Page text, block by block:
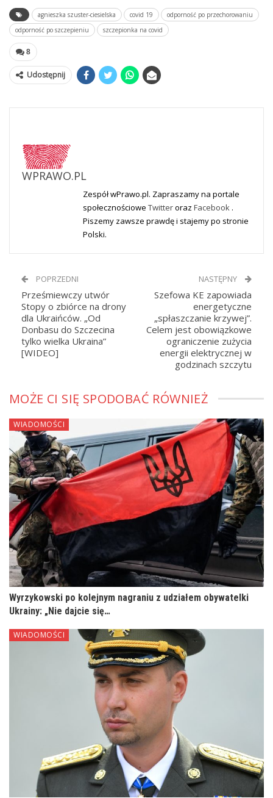
agnieszka szuster-ciesielska covid 19
odporność po przechorowaniu
odporność po szczepieniu
szczepionka na covid
8
Udostępnij
WPRAWO.PL
Zespół wPrawo.pl. Zapraszamy na portale
społecznościowe Twitteroraz Facebook .
Piszemy zawsze prawdę i stajemy po stronie
Polski.
POPRZEDNI
Prześmiewczy utwór
Stopy o zbiórce na drony
dla Ukraińców. „Od
Donbasu do Szczecina
tylko wielka Ukraina”
[WIDEO]
NASTĘPNY
Szefowa KE zapowiada
energetyczne
„spłaszczanie krzywej”.
Celem jest obowiązkowe
ograniczenie zużycia
energii elektrycznej w
godzinach szczytu
MOŻE CI SIĘ SPODOBAĆ RÓWNIEŻ
WIADOMOŚCI
Wyrzykowski po kolejnym nagraniu z udziałem obywatelki
Ukrainy: „Nie dajcie się…
WIADOMOŚCI